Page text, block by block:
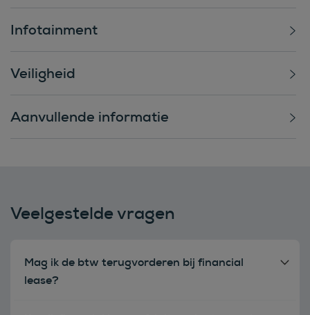
Infotainment
Veiligheid
Aanvullende informatie
Veelgestelde vragen
Mag ik de btw terugvorderen bij financial
lease?